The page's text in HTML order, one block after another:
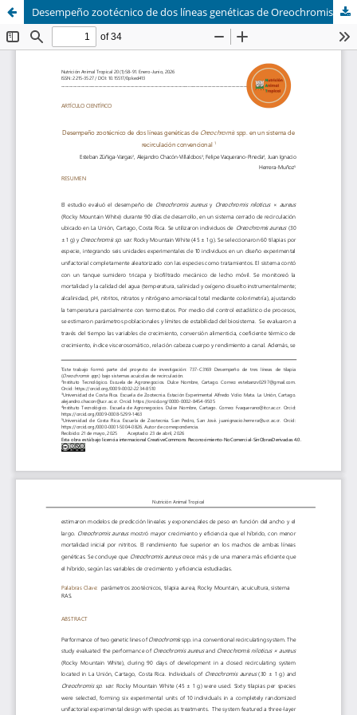
Desempeño zootécnico de dos líneas genéticas de Oreochromis spp. en un sistema de recirculación convencional